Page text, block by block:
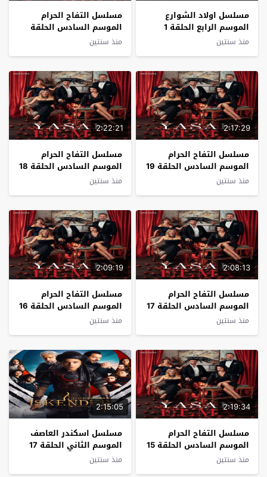
مسلسل اولاد الشوارع
الموسم الرابع الحلقة 1
مترجم
منذ سنتين
مسلسل التفاح الحرام
الموسم السادس الحلقة
20 مترجم
منذ سنتين
2:17:29
مسلسل التفاح الحرام
الموسم السادس الحلقة 19
مترجم
منذ سنتين
2:22:21
مسلسل التفاح الحرام
الموسم السادس الحلقة 18
مترجم
منذ سنتين
2:08:13
مسلسل التفاح الحرام
الموسم السادس الحلقة 17
مترجم
منذ سنتين
2:09:19
مسلسل التفاح الحرام
الموسم السادس الحلقة 16
مترجم
منذ سنتين
2:19:34
مسلسل التفاح الحرام
الموسم السادس الحلقة 15
مترجم
منذ سنتين
2:15:05
مسلسل اسكندر العاصف
الموسم الثاني الحلقة 17
مترجم
منذ سنتين